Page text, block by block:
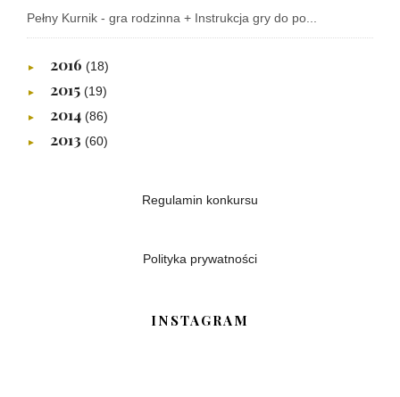
Pełny Kurnik - gra rodzinna + Instrukcja gry do po...
► 2016 (18)
► 2015 (19)
► 2014 (86)
► 2013 (60)
Regulamin konkursu
Polityka prywatności
INSTAGRAM